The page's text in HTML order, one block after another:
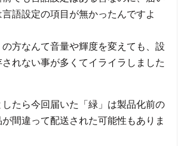
語設定の項目が無かったんですよ
の方なんて音量や輝度を変えても、設
れない事が多くてイライラしました
たら今回届いた「緑」は製品化前の
間違って配送された可能性もありま